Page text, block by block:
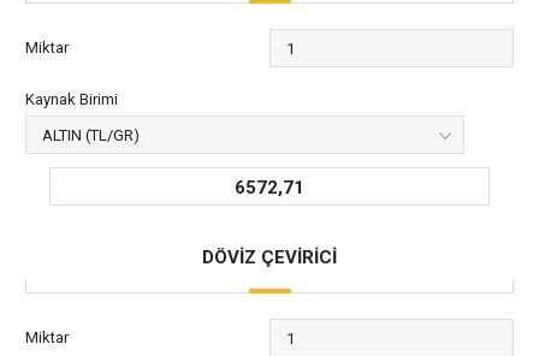
Miktar
Kaynak Birimi
6572,71
DÖVİZ ÇEVİRİCİ
Miktar